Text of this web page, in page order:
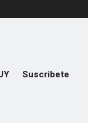
Suscribete